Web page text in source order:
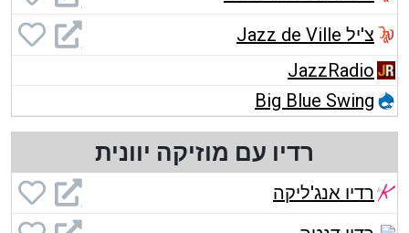
צ'יל Jazz de Ville
JazzRadio
Big Blue Swing
רדיו עם מוזיקה יוונית
רדיו אנג'ליקה